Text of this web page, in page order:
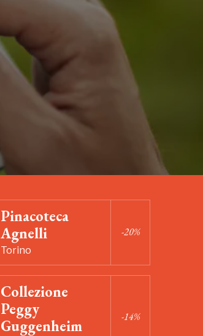
Pinacoteca
Agnelli
Torino
-20%
Collezione
Peggy
Guggenheim
-14%